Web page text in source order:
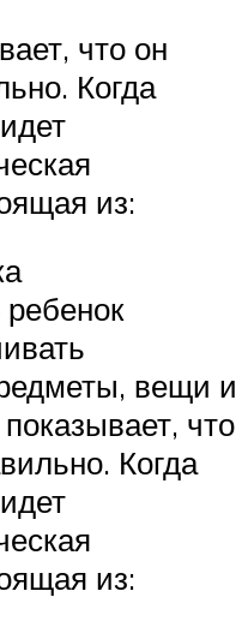
что он
Когда
из:
вещи и
что
Когда
из: